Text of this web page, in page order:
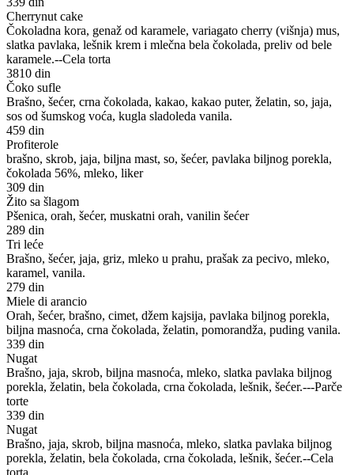
Cherrynut cake
Čokoladna kora, genaž od karamele, variagato cherry (višnja) mus,
slatka pavlaka, lešnik krem i mlečna bela čokolada, preliv od bele
karamele.--Cela torta
3810 din
Čoko sufle
Brašno, šećer, crna čokolada, kakao, kakao puter, želatin, so, jaja,
sos od šumskog voća, kugla sladoleda vanila.
459 din
Profiterole
brašno, skrob, jaja, biljna mast, so, šećer, pavlaka biljnog porekla,
čokolada 56%, mleko, liker
309 din
Žito sa šlagom
Pšenica, orah, šećer, muskatni orah, vanilin šećer
289 din
Tri leće
Brašno, šećer, jaja, griz, mleko u prahu, prašak za pecivo, mleko,
karamel, vanila.
279 din
Miele di arancio
Orah, šećer, brašno, cimet, džem kajsija, pavlaka biljnog porekla,
biljna masnoća, crna čokolada, želatin, pomorandža, puding vanila.
339 din
Nugat
Brašno, jaja, skrob, biljna masnoća, mleko, slatka pavlaka biljnog
porekla, želatin, bela čokolada, crna čokolada, lešnik, šećer.---Parče
torte
339 din
Nugat
Brašno, jaja, skrob, biljna masnoća, mleko, slatka pavlaka biljnog
porekla, želatin, bela čokolada, crna čokolada, lešnik, šećer.--Cela
torta